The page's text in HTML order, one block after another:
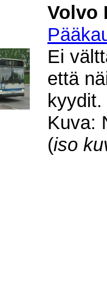
Volvo
Ei
että
kyydit.
Kuva:
(iso